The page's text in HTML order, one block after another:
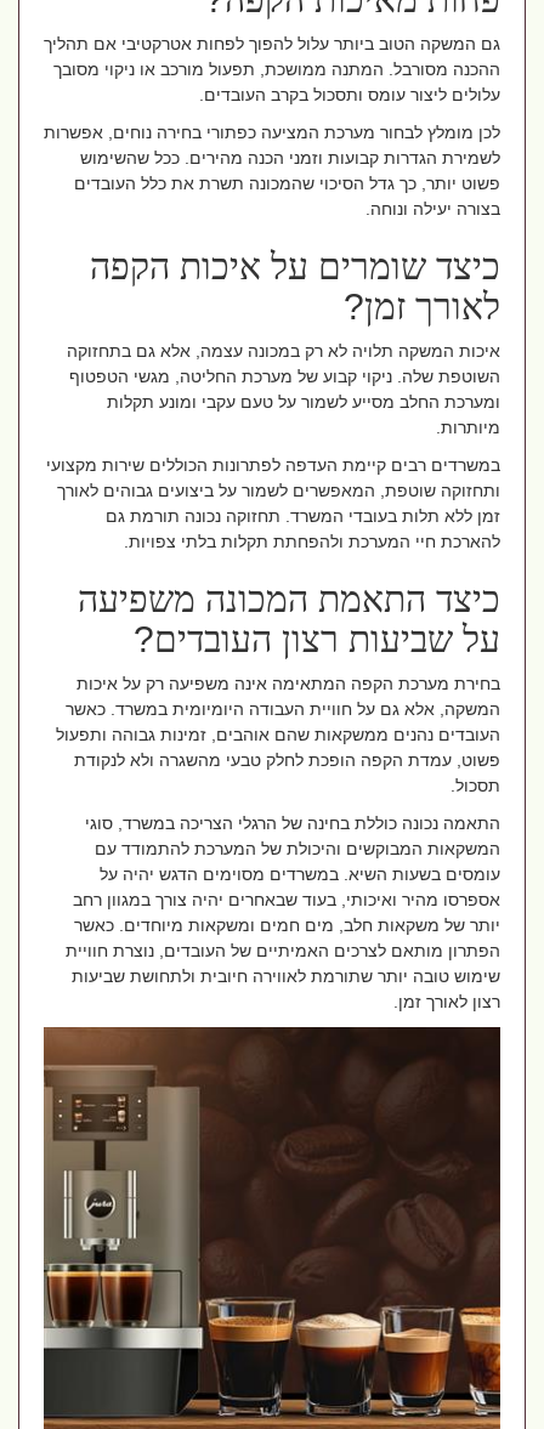
גם המשקה הטוב ביותר עלול להפוך לפחות אטרקטיבי אם תהליך
ההכנה מסורבל. המתנה ממושכת, תפעול מורכב או ניקוי מסובך
עלולים ליצור עומס ותסכול בקרב העובדים.
לכן מומלץ לבחור מערכת המציעה כפתורי בחירה נוחים, אפשרות
לשמירת הגדרות קבועות וזמני הכנה מהירים. ככל שהשימוש
פשוט יותר, כך גדל הסיכוי שהמכונה תשרת את כלל העובדים
בצורה יעילה ונוחה.
כיצד שומרים על איכות הקפה
לאורך זמן?
איכות המשקה תלויה לא רק במכונה עצמה, אלא גם בתחזוקה
השוטפת שלה. ניקוי קבוע של מערכת החליטה, מגשי הטפטוף
ומערכת החלב מסייע לשמור על טעם עקבי ומונע תקלות
מיותרות.
במשרדים רבים קיימת העדפה לפתרונות הכוללים שירות מקצועי
ותחזוקה שוטפת, המאפשרים לשמור על ביצועים גבוהים לאורך
זמן ללא תלות בעובדי המשרד. תחזוקה נכונה תורמת גם
להארכת חיי המערכת ולהפחתת תקלות בלתי צפויות.
כיצד התאמת המכונה משפיעה
על שביעות רצון העובדים?
בחירת מערכת הקפה המתאימה אינה משפיעה רק על איכות
המשקה, אלא גם על חוויית העבודה היומיומית במשרד. כאשר
העובדים נהנים ממשקאות שהם אוהבים, זמינות גבוהה ותפעול
פשוט, עמדת הקפה הופכת לחלק טבעי מהשגרה ולא לנקודת
תסכול.
התאמה נכונה כוללת בחינה של הרגלי הצריכה במשרד, סוגי
המשקאות המבוקשים והיכולת של המערכת להתמודד עם
עומסים בשעות השיא. במשרדים מסוימים הדגש יהיה על
אספרסו מהיר ואיכותי, בעוד שבאחרים יהיה צורך במגוון רחב
יותר של משקאות חלב, מים חמים ומשקאות מיוחדים. כאשר
הפתרון מותאם לצרכים האמיתיים של העובדים, נוצרת חוויית
שימוש טובה יותר שתורמת לאווירה חיובית ולתחושת שביעות
רצון לאורך זמן.